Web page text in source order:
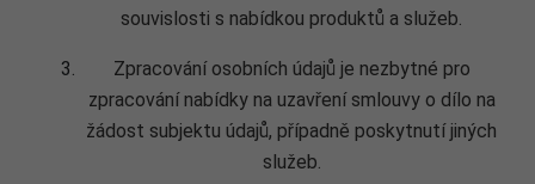
souvislosti s nabídkou produktů a služeb.
Zpracování osobních údajů je nezbytné pro
zpracování nabídky na uzavření smlouvy o dílo na
žádost subjektu údajů, případně poskytnutí jiných
služeb.